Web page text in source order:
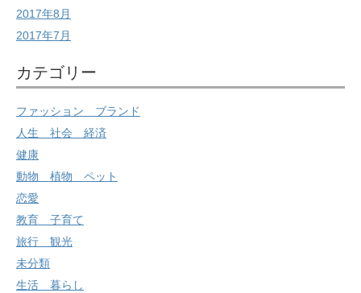
2017年8月
2017年7月
カテゴリー
ファッション ブランド
人生 社会 経済
健康
動物 植物 ペット
恋愛
教育 子育て
旅行 観光
未分類
生活 暮らし